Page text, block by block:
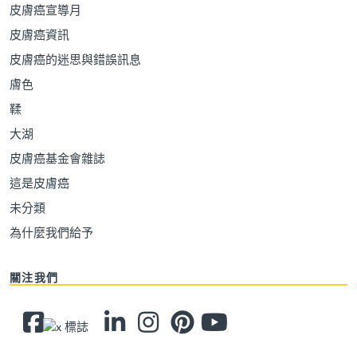
皮膚癌宣導月
皮膚癌資訊
皮膚癌的迷思與錯誤訊息
膚色
鞣
大湖
皮膚癌基金會雜誌
這是皮膚癌
未分類
為什麼我們給予
關注我們